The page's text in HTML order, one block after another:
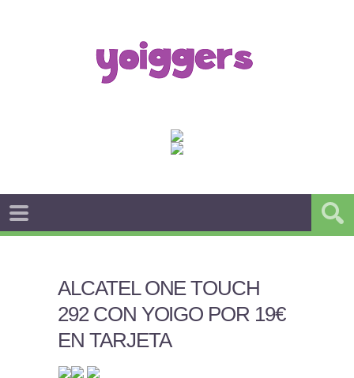
ALCATEL ONE TOUCH
292 CON YOIGO POR 19€
EN TARJETA